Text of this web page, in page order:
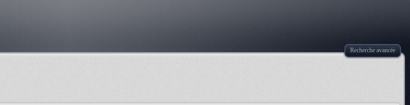
Recherche avancée